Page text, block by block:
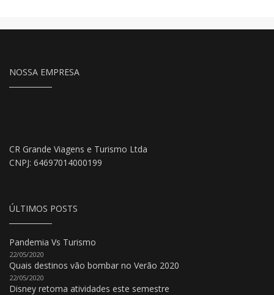
NOSSA EMPRESA
CR Grande Viagens e Turismo Ltda
CNPJ: 64697014000199
ÚLTIMOS POSTS
Pandemia Vs Turismo
22/05/2020
Quais destinos vão bombar no Verão 2020
22/05/2020
Disney retoma atividades este semestre